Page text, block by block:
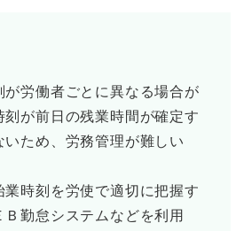
が労働者ごとに異なる場合が
が前日の残業時間が確定す
いため、労務管理が難しい
業時刻を労使で適切に把握す
Ｂ勤怠システムなどを利用